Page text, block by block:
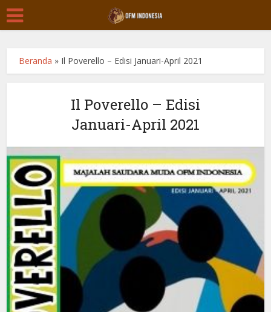
Beranda » Il Poverello – Edisi Januari-April 2021
Il Poverello – Edisi
Januari-April 2021